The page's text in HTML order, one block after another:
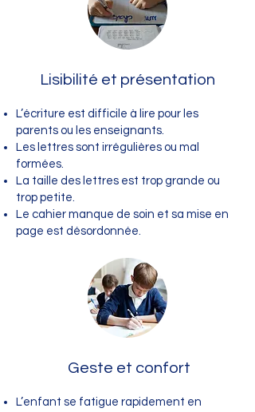
Lisibilité et présentation
L’écriture est difficile à lire pour les
parents ou les enseignants.
Les lettres sont irrégulières ou mal
formées.
La taille des lettres est trop grande ou
trop petite.
Le cahier manque de soin et sa mise en
page est désordonnée.
Geste et confort
L’enfant se fatigue rapidement en